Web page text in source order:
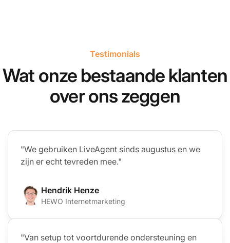
Testimonials
Wat onze bestaande klanten
over ons zeggen
"We gebruiken LiveAgent sinds augustus en we
zijn er echt tevreden mee."
Hendrik Henze
HEWO Internetmarketing
"Van setup tot voortdurende ondersteuning en